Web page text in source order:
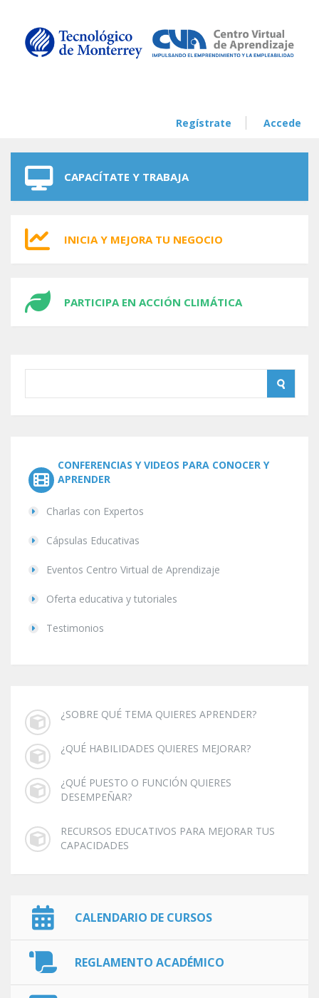
Regístrate Accede
CAPACÍTATE Y TRABAJA
INICIA Y MEJORA TU NEGOCIO
PARTICIPA EN ACCIÓN CLIMÁTICA
CONFERENCIAS Y VIDEOS PARA CONOCER Y
APRENDER
Charlas con Expertos
Cápsulas Educativas
Eventos Centro Virtual de Aprendizaje
Oferta educativa y tutoriales
Testimonios
¿SOBRE QUÉ TEMA QUIERES APRENDER?
¿QUÉ HABILIDADES QUIERES MEJORAR?
¿QUÉ PUESTO O FUNCIÓN QUIERES
DESEMPEÑAR?
RECURSOS EDUCATIVOS PARA MEJORAR TUS
CAPACIDADES
CALENDARIO DE CURSOS
REGLAMENTO ACADÉMICO